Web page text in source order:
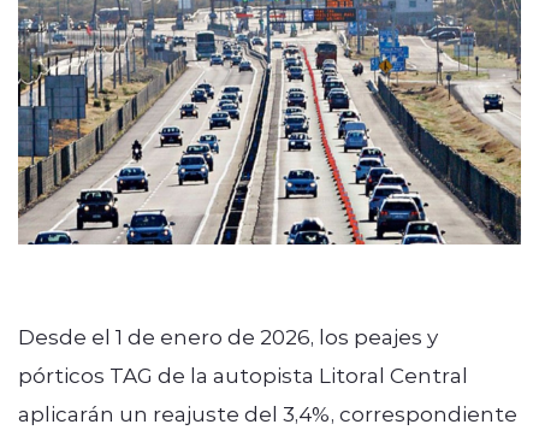
Desde el 1 de enero de 2026, los peajes y
pórticos TAG de la autopista Litoral Central
aplicarán un reajuste del 3,4%, correspondiente